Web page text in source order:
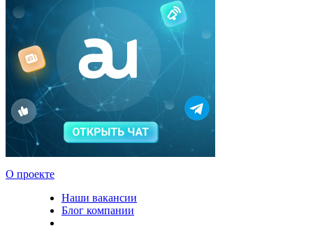
О проекте
Наши вакансии
Блог компании